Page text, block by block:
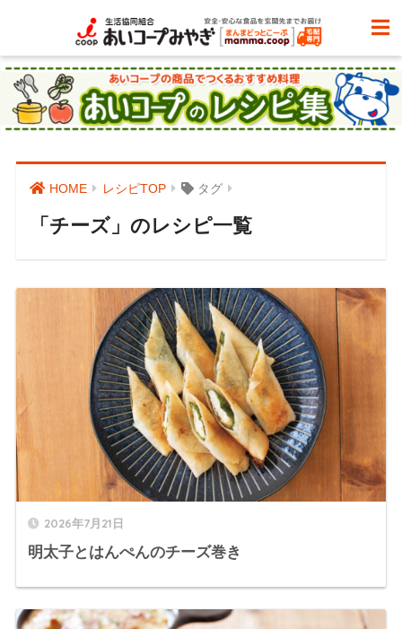
HOME レシピTOP タグ
「チーズ」のレシピ一覧
2026年7月21日
明太子とはんぺんのチーズ巻き